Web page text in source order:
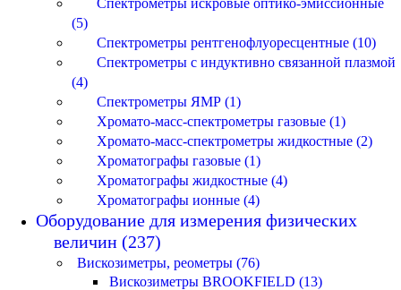
(5)
Спектрометры рентгенофлуоресцентные (10)
Спектрометры с индуктивно связанной плазмой
(4)
Спектрометры ЯМР (1)
Хромато-масс-спектрометры газовые (1)
Хромато-масс-спектрометры жидкостные (2)
Хроматографы газовые (1)
Хроматографы жидкостные (4)
Хроматографы ионные (4)
Оборудование для измерения физических
величин (237)
Вискозиметры, реометры (76)
Вискозиметры BROOKFIELD (13)